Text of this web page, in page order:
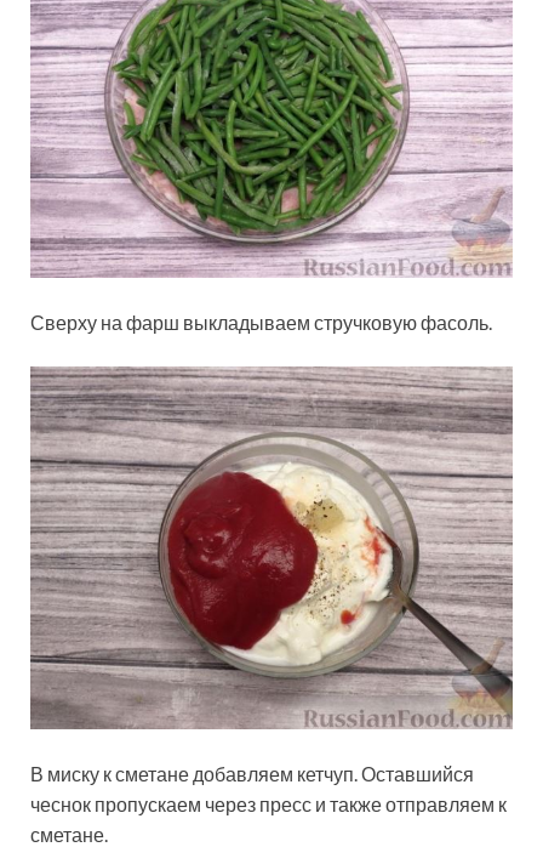
Сверху на фарш выкладываем стручковую фасоль.
В миску к сметане добавляем кетчуп. Оставшийся
чеснок пропускаем через пресс и также отправляем к
сметане.